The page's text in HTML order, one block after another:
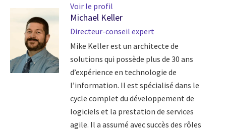
Voir le profil
Michael Keller
Directeur-conseil expert
Mike Keller est un architecte de
solutions qui possède plus de 30 ans
d’expérience en technologie de
l’information. Il est spécialisé dans le
cycle complet du développement de
logiciels et la prestation de services
agile. Il a assumé avec succès des rôles